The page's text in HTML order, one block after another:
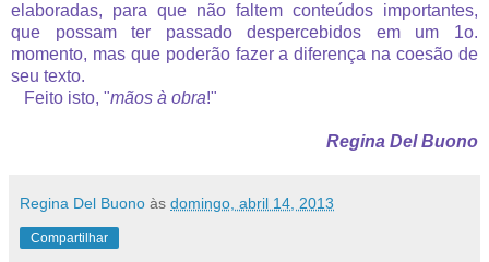
elaboradas, para que não faltem conteúdos importantes,
que possam ter passado despercebidos em um 1o.
momento, mas que poderão fazer a diferença na coesão de
seu texto.
Feito isto, "mãos à obra!"
Regina Del Buono
Regina Del Buono às domingo, abril 14, 2013
Compartilhar